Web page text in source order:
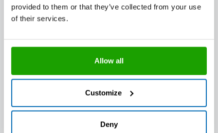
provided to them or that they’ve collected from your use
of their services.
Allow all
Customize
Deny
Produktübersicht OTTOPUR PU-Schäume